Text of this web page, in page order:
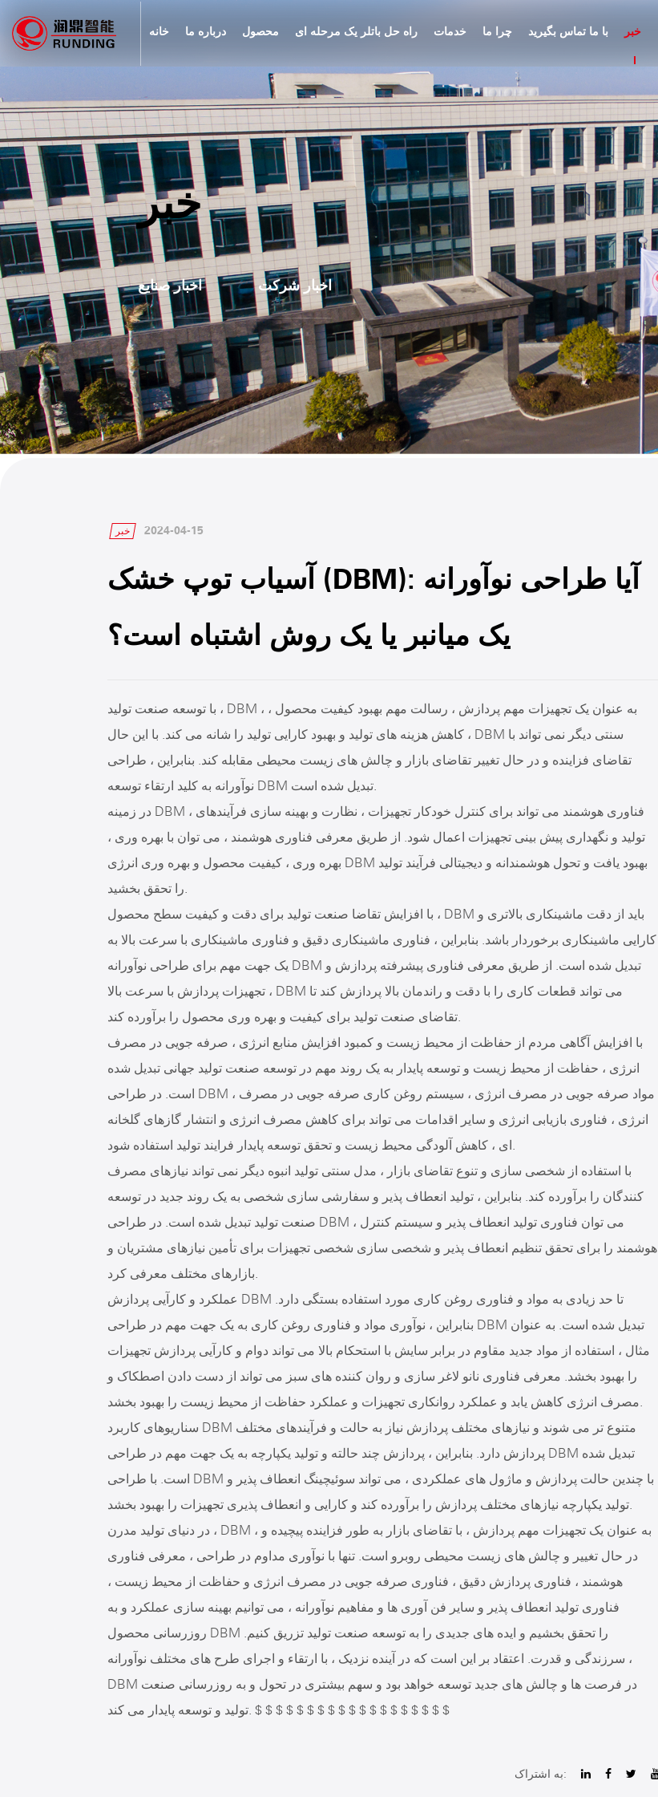
خانه درباره ما محصول راه حل باتلر یک مرحله ای خدمات چرا ما با ما تماس بگیرید خبر
خبر
اخبار صنایع اخبار شرکت
خبر 2024-04-15
آسیاب توپ خشک (DBM): آیا طراحی نوآورانه
یک میانبر یا یک روش اشتباه است؟
با توسعه صنعت تولید ، DBM ، به عنوان یک تجهیزات مهم پردازش ، رسالت مهم بهبود کیفیت محصول ،
کاهش هزینه های تولید و بهبود کارایی تولید را شانه می کند. با این حال ، DBM سنتی دیگر نمی تواند با
تقاضای فزاینده و در حال تغییر تقاضای بازار و چالش های زیست محیطی مقابله کند. بنابراین ، طراحی
نوآورانه به کلید ارتقاء توسعه DBM تبدیل شده است.
در زمینه DBM ، فناوری هوشمند می تواند برای کنترل خودکار تجهیزات ، نظارت و بهینه سازی فرآیندهای
تولید و نگهداری پیش بینی تجهیزات اعمال شود. از طریق معرفی فناوری هوشمند ، می توان با بهره وری ،
بهره وری ، کیفیت محصول و بهره وری انرژی DBM بهبود یافت و تحول هوشمندانه و دیجیتالی فرآیند تولید
را تحقق بخشید.
با افزایش تقاضا صنعت تولید برای دقت و کیفیت سطح محصول ، DBM باید از دقت ماشینکاری بالاتری و
کارایی ماشینکاری برخوردار باشد. بنابراین ، فناوری ماشینکاری دقیق و فناوری ماشینکاری با سرعت بالا به
یک جهت مهم برای طراحی نوآورانه DBM تبدیل شده است. از طریق معرفی فناوری پیشرفته پردازش و
تجهیزات پردازش با سرعت بالا ، DBM می تواند قطعات کاری را با دقت و راندمان بالا پردازش کند تا
تقاضای صنعت تولید برای کیفیت و بهره وری محصول را برآورده کند.
با افزایش آگاهی مردم از حفاظت از محیط زیست و کمبود افزایش منابع انرژی ، صرفه جویی در مصرف
انرژی ، حفاظت از محیط زیست و توسعه پایدار به یک روند مهم در توسعه صنعت تولید جهانی تبدیل شده
است. در طراحی DBM ، مواد صرفه جویی در مصرف انرژی ، سیستم روغن کاری صرفه جویی در مصرف
انرژی ، فناوری بازیابی انرژی و سایر اقدامات می تواند برای کاهش مصرف انرژی و انتشار گازهای گلخانه
ای ، کاهش آلودگی محیط زیست و تحقق توسعه پایدار فرایند تولید استفاده شود.
با استفاده از شخصی سازی و تنوع تقاضای بازار ، مدل سنتی تولید انبوه دیگر نمی تواند نیازهای مصرف
کنندگان را برآورده کند. بنابراین ، تولید انعطاف پذیر و سفارشی سازی شخصی به یک روند جدید در توسعه
صنعت تولید تبدیل شده است. در طراحی DBM ، می توان فناوری تولید انعطاف پذیر و سیستم کنترل
هوشمند را برای تحقق تنظیم انعطاف پذیر و شخصی سازی شخصی تجهیزات برای تأمین نیازهای مشتریان و
بازارهای مختلف معرفی کرد.
عملکرد و کارآیی پردازش DBM تا حد زیادی به مواد و فناوری روغن کاری مورد استفاده بستگی دارد.
بنابراین ، نوآوری مواد و فناوری روغن کاری به یک جهت مهم در طراحی DBM تبدیل شده است. به عنوان
مثال ، استفاده از مواد جدید مقاوم در برابر سایش با استحکام بالا می تواند دوام و کارآیی پردازش تجهیزات
را بهبود بخشد. معرفی فناوری نانو لاغر سازی و روان کننده های سبز می تواند از دست دادن اصطکاک و
مصرف انرژی کاهش یابد و عملکرد روانکاری تجهیزات و عملکرد حفاظت از محیط زیست را بهبود بخشد.
سناریوهای کاربرد DBM متنوع تر می شوند و نیازهای مختلف پردازش نیاز به حالت و فرآیندهای مختلف
پردازش دارد. بنابراین ، پردازش چند حالته و تولید یکپارچه به یک جهت مهم در طراحی DBM تبدیل شده
است. با طراحی DBM با چندین حالت پردازش و ماژول های عملکردی ، می تواند سوئیچینگ انعطاف پذیر و
تولید یکپارچه نیازهای مختلف پردازش را برآورده کند و کارایی و انعطاف پذیری تجهیزات را بهبود بخشد.
در دنیای تولید مدرن ، DBM ، به عنوان یک تجهیزات مهم پردازش ، با تقاضای بازار به طور فزاینده پیچیده و
در حال تغییر و چالش های زیست محیطی روبرو است. تنها با نوآوری مداوم در طراحی ، معرفی فناوری
هوشمند ، فناوری پردازش دقیق ، فناوری صرفه جویی در مصرف انرژی و حفاظت از محیط زیست ،
فناوری تولید انعطاف پذیر و سایر فن آوری ها و مفاهیم نوآورانه ، می توانیم بهینه سازی عملکرد و به
روزرسانی محصول DBM را تحقق بخشیم و ایده های جدیدی را به توسعه صنعت تولید تزریق کنیم.
سرزندگی و قدرت. اعتقاد بر این است که در آینده نزدیک ، با ارتقاء و اجرای طرح های مختلف نوآورانه ،
DBM در فرصت ها و چالش های جدید توسعه خواهد بود و سهم بیشتری در تحول و به روزرسانی صنعت
تولید و توسعه پایدار می کند. $ $ $ $ $ $ $ $ $ $ $ $ $ $ $ $ $ $ $
به اشتراک: